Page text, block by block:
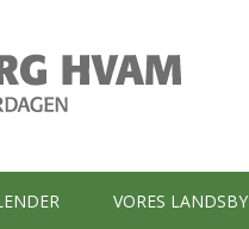
VORES LANDSBY